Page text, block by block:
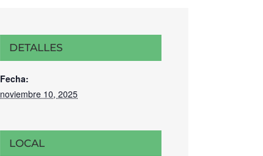
DETALLES
Fecha:
noviembre 10, 2025
LOCAL